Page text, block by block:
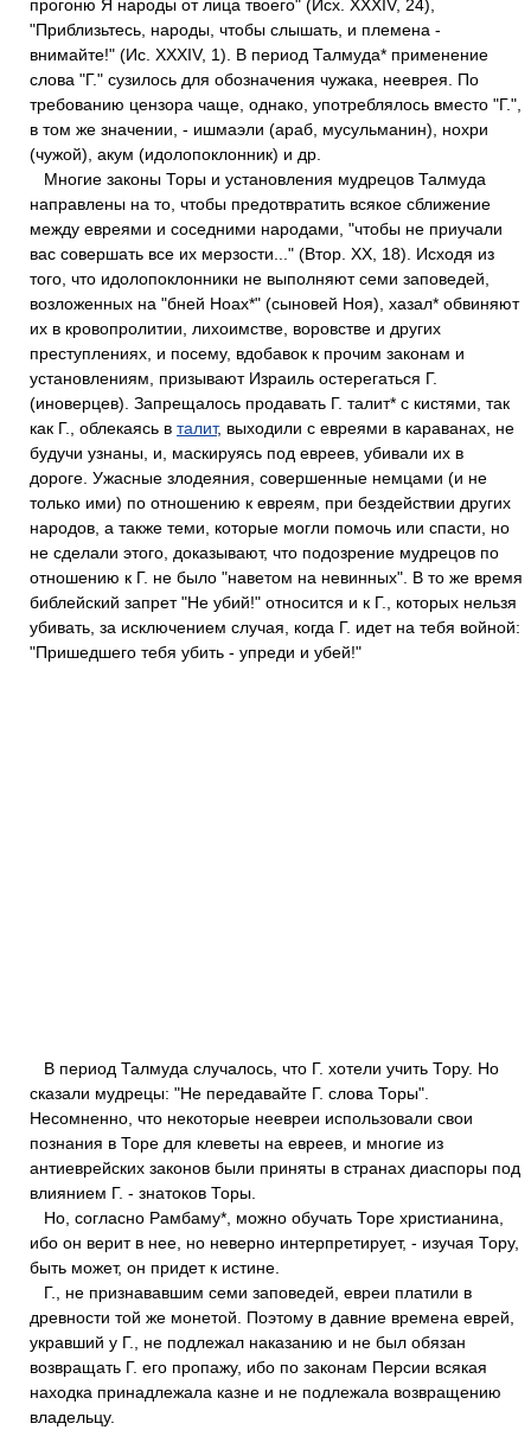
прогоню Я народы от лица твоего" (Исх. XXXIV, 24),
"Приблизьтесь, народы, чтобы слышать, и племена -
внимайте!" (Ис. XXXIV, 1). В период Талмуда* применение
слова "Г." сузилось для обозначения чужака, нееврея. По
требованию цензора чаще, однако, употреблялось вместо "Г.",
в том же значении, - ишмаэли (араб, мусульманин), нохри
(чужой), акум (идолопоклонник) и др.
Многие законы Торы и установления мудрецов Талмуда
направлены на то, чтобы предотвратить всякое сближение
между евреями и соседними народами, "чтобы не приучали
вас совершать все их мерзости..." (Втор. XX, 18). Исходя из
того, что идолопоклонники не выполняют семи заповедей,
возложенных на "бней Hoax*" (сыновей Ноя), хазал* обвиняют
их в кровопролитии, лихоимстве, воровстве и других
преступлениях, и посему, вдобавок к прочим законам и
установлениям, призывают Израиль остерегаться Г.
(иноверцев). Запрещалось продавать Г. талит* с кистями, так
как Г., облекаясь в талит, выходили с евреями в караванах, не
будучи узнаны, и, маскируясь под евреев, убивали их в
дороге. Ужасные злодеяния, совершенные немцами (и не
только ими) по отношению к евреям, при бездействии других
народов, а также теми, которые могли помочь или спасти, но
не сделали этого, доказывают, что подозрение мудрецов по
отношению к Г. не было "наветом на невинных". В то же время
библейский запрет "Не убий!" относится и к Г., которых нельзя
убивать, за исключением случая, когда Г. идет на тебя войной:
"Пришедшего тебя убить - упреди и убей!"
В период Талмуда случалось, что Г. хотели учить Тору. Но
сказали мудрецы: "Не передавайте Г. слова Торы".
Несомненно, что некоторые неевреи использовали свои
познания в Торе для клеветы на евреев, и многие из
антиеврейских законов были приняты в странах диаспоры под
влиянием Г. - знатоков Торы.
Но, согласно Рамбаму*, можно обучать Торе христианина,
ибо он верит в нее, но неверно интерпретирует, - изучая Тору,
быть может, он придет к истине.
Г., не признававшим семи заповедей, евреи платили в
древности той же монетой. Поэтому в давние времена еврей,
укравший у Г., не подлежал наказанию и не был обязан
возвращать Г. его пропажу, ибо по законам Персии всякая
находка принадлежала казне и не подлежала возвращению
владельцу.